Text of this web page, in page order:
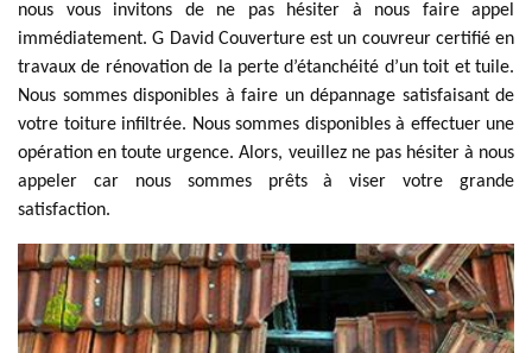
nous vous invitons de ne pas hésiter à nous faire appel
immédiatement. G David Couverture est un couvreur certifié en
travaux de rénovation de la perte d’étanchéité d’un toit et tuile.
Nous sommes disponibles à faire un dépannage satisfaisant de
votre toiture infiltrée. Nous sommes disponibles à effectuer une
opération en toute urgence. Alors, veuillez ne pas hésiter à nous
appeler car nous sommes prêts à viser votre grande
satisfaction.